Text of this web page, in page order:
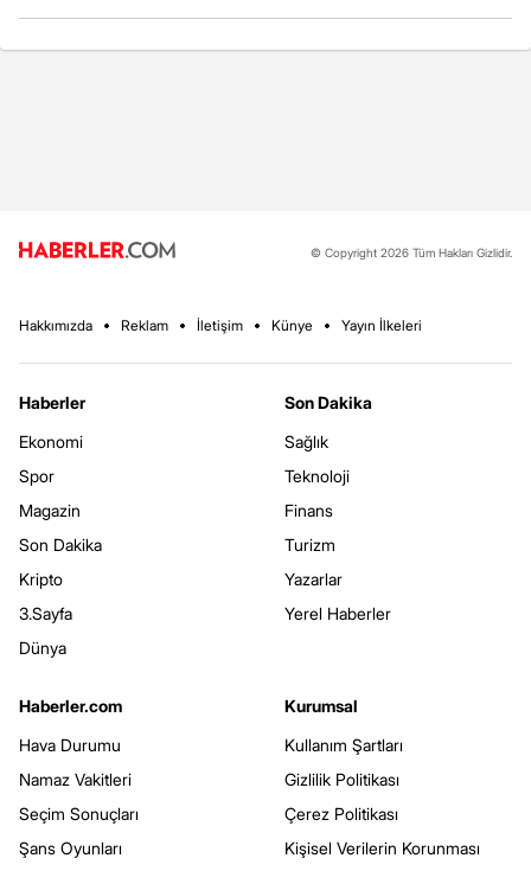
© Copyright 2026 Tüm Hakları Gizlidir.
Hakkımızda Reklam İletişim Künye Yayın İlkeleri
Haberler
Ekonomi
Spor
Magazin
Son Dakika
Kripto
3.Sayfa
Dünya
Son Dakika
Sağlık
Teknoloji
Finans
Turizm
Yazarlar
Yerel Haberler
Haberler.com
Hava Durumu
Namaz Vakitleri
Seçim Sonuçları
Şans Oyunları
Kurumsal
Kullanım Şartları
Gizlilik Politikası
Çerez Politikası
Kişisel Verilerin Korunması